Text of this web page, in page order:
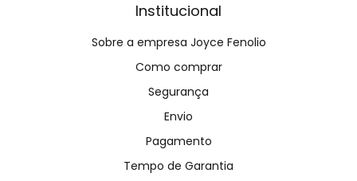
Institucional
Sobre a empresa Joyce Fenolio
Como comprar
Segurança
Envio
Pagamento
Tempo de Garantia